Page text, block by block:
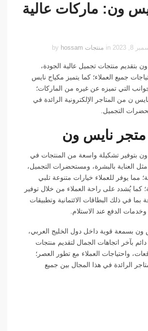
ون: ماركات عالية
منتجات hossam
بتقديم منتجات تجميل عالية الجودة،
جميع العملاء؛ كما يتميز مكياج نايس
التي تميزه عن غيره من الماركات؛
ن من المتاجر الإلكترونية الرائدة في
التجميل.
متجر نايس ون
بتوفير تشكيلة واسعة من المنتجات في
العناية بالبشرة، ومستحضرات التجميل،
مما يوفر للعملاء خيارات متنوعة تلبي
كما يُشدد على راحة العملاء من خلال توفير
بما في ذلك البطاقات الائتمانية وتطبيقات
وخدمات الدفع عند الاستلام.
بسمعة قوية داخل دول الخليج العربي،
بآخر اتجاهات الجمال لتقديم منتجات
واحتياجات العملاء مع تطور العصر؛
الرائدة في هذا المجال بين جميع